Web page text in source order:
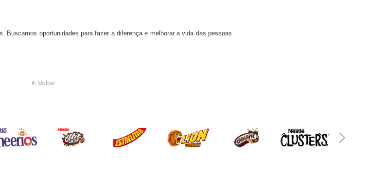
Buscamos oportunidades para fazer a diferença e melhorar a vida das pessoas
Voltar